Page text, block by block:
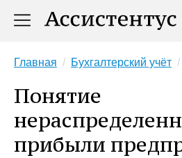
Главная Бухгалтерский учёт
Понятие
прибыли